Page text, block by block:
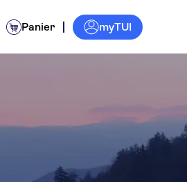
Panier myTUI